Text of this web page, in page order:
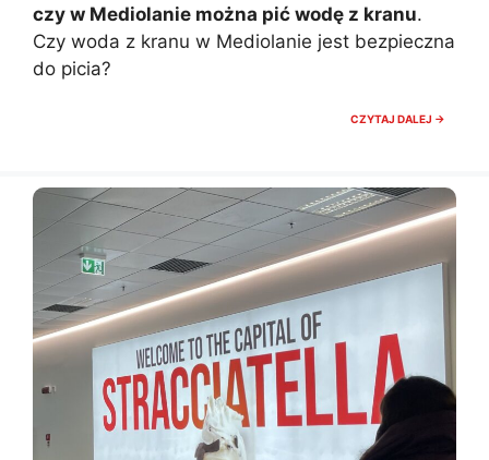
czy w Mediolanie można pić wodę z kranu.
Czy woda z kranu w Mediolanie jest bezpieczna
do picia?
CZYTAJ DALEJ →
WODĘ
Z
KRANU?